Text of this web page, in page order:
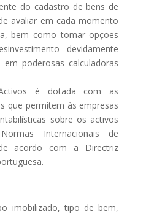
do cadastro de bens de
avaliar em cada momento
bem como tomar opções
devidamente
poderosas calculadoras
é dotada com as
que permitem às empresas
sobre os activos
Internacionais de
acordo com a Directriz
imobilizado, tipo de bem,